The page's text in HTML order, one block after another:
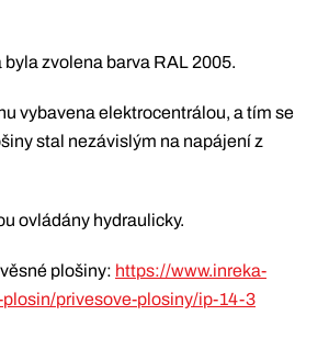
zvolena barva RAL 2005.
vybavena elektrocentrálou, a tím se
stal nezávislým na napájení z
ovládány hydraulicky.
plošiny: https://www.inreka-
plosin/privesove-plosiny/ip-14-3